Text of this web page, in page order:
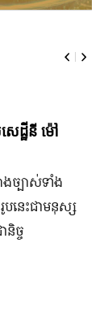
ឆ្លងឆ្នាំសកល
ដើម្បីជំរុញ
កាន់តែរស់រ